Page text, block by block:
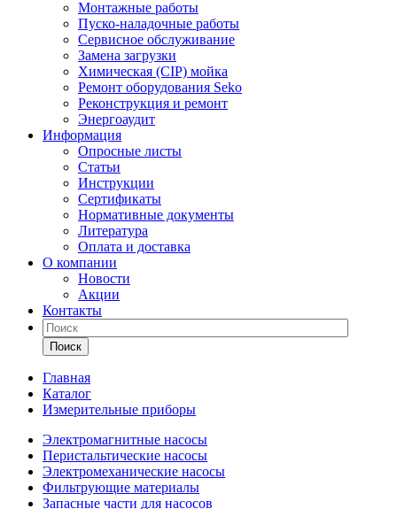
Монтажные работы
Пуско-наладочные работы
Сервисное обслуживание
Замена загрузки
Химическая (CIP) мойка
Ремонт оборудования Seko
Реконструкция и ремонт
Энергоаудит
Информация
Опросные листы
Статьи
Инструкции
Сертификаты
Нормативные документы
Литература
Оплата и доставка
О компании
Новости
Акции
Контакты
Поиск
Главная
Каталог
Измерительные приборы
Электромагнитные насосы
Перистальтические насосы
Электромеханические насосы
Фильтрующие материалы
Запасные части для насосов